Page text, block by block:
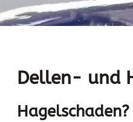
Dellen- und